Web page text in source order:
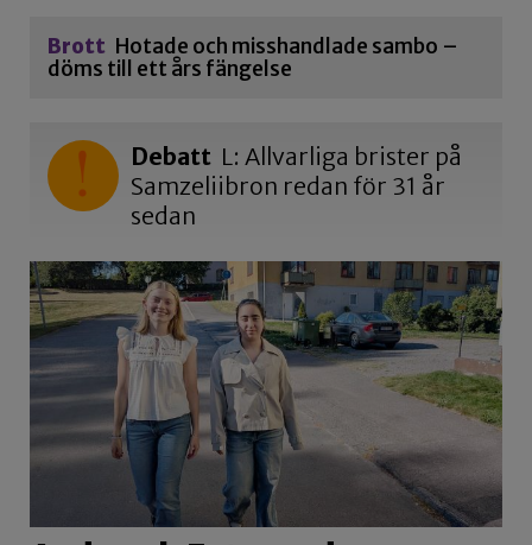
Brott Hotade och misshandlade sambo –
döms till ett års fängelse
Debatt L: Allvarliga brister på
Samzeliibron redan för 31 år
sedan